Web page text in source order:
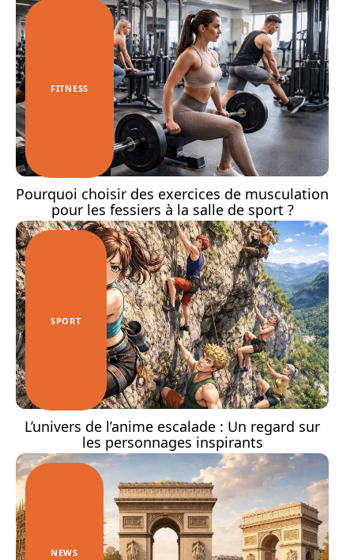
FITNESS
Pourquoi choisir des exercices de musculation
pour les fessiers à la salle de sport ?
SPORT
L’univers de l’anime escalade : Un regard sur
les personnages inspirants
NEWS